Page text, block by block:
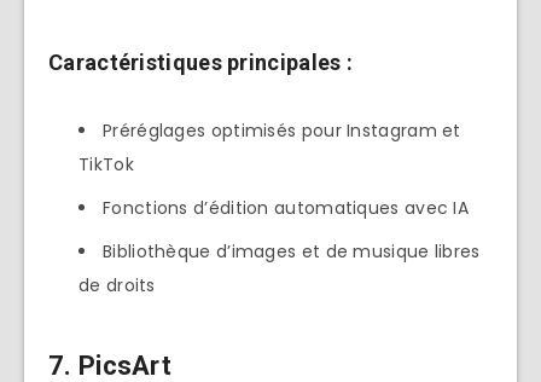
Caractéristiques principales :
Préréglages optimisés pour Instagram et
TikTok
Fonctions d’édition automatiques avec IA
Bibliothèque d’images et de musique libres
de droits
7. PicsArt